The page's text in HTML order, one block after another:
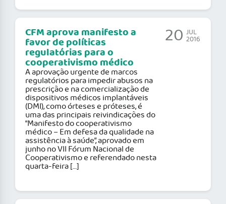
CFM aprova manifesto a
favor de políticas
regulatórias para o
cooperativismo médico
A aprovação urgente de marcos
regulatórios para impedir abusos na
prescrição e na comercialização de
dispositivos médicos implantáveis
(DMI), como órteses e próteses, é
uma das principais reivindicações do
“Manifesto do cooperativismo
médico – Em defesa da qualidade na
assistência à saúde”, aprovado em
junho no VII Fórum Nacional de
Cooperativismo e referendado nesta
quarta-feira […]
20 JUL
2016